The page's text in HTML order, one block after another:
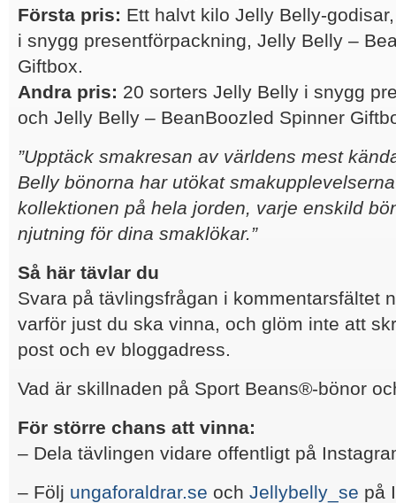
Första pris: Ett halvt kilo Jelly Belly-
i snygg presentförpackning, Jelly Belly –
Giftbox.
Andra pris: 20 sorters Jelly Belly i snygg
och Jelly Belly – BeanBoozled Spinner
”Upptäck smakresan av världens mest
Belly bönorna har utökat
kollektionen på hela jorden, varje enskild
njutning för dina smaklökar.”
Så här tävlar du
Svara på tävlingsfrågan i kommentarsfältet
varför just du ska vinna, och glöm inte att
post och ev bloggadress.
Vad är skillnaden på Sport Beans®-bönor
För större chans att vinna:
– Dela tävlingen vidare offentligt på
– Följ ungaforaldrar.se och Jellybelly_se på